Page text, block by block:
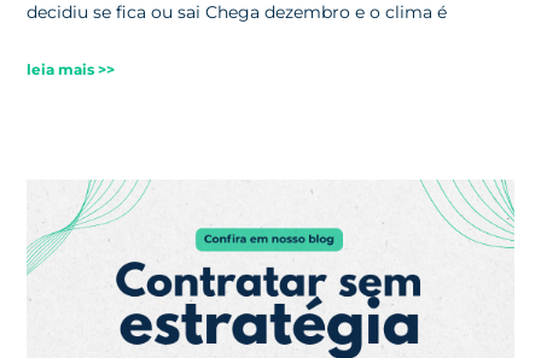
decidiu se fica ou sai Chega dezembro e o clima é
leia mais >>